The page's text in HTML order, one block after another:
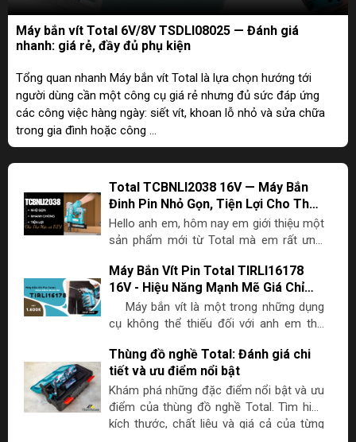
Máy bắn vít Total 6V/8V TSDLI08025 — Đánh giá
nhanh: giá rẻ, đầy đủ phụ kiện
Tổng quan nhanh Máy bắn vít Total là lựa chọn hướng tới
người dùng cần một công cụ giá rẻ nhưng đủ sức đáp ứng
các công việc hàng ngày: siết vít, khoan lỗ nhỏ và sửa chữa
trong gia đình hoặc công ...
Total TCBNLI2038 16V — Máy Bắn
Đinh Pin Nhỏ Gọn, Tiện Lợi Cho Thợ
Mộc & DIY
Hello anh em, hôm nay em giới thiệu một
sản phẩm mới từ Total mà em rất ưng:
TCBNLI2038. Nếu anh em làm nội thất,
thi công lắp kệ, quầy hoặc DIY tại chung
cư, đây là một giải pháp cực kỳ tiện lợi so
với súng hơi truyền thống. Tại sao nên
anh em khi đi công trình gặp rắc rối khi
dùng súng bắn đinh dùng hơi: phải mang
theo máy nén khí, dây hơi vướng víu, cần
nguồn điện, và đôi khi không được phép...
Máy Bắn Vít Pin Total TIRLI16178
16V - Hiệu Năng Mạnh Mẽ Giá Chỉ
1.6 Triệu
cụ không thể thiếu đối với anh em thợ
trình. Trong bài viết này, tôi sẽ giới thiệu
và đánh giá chi tiết về máy bắn vít pin
Total TIRLI16178 – một sản phẩm nổi
bật với mức giá chỉ 1.6 triệu đồng nhưng
lại sở hữu sức mạnh và hiệu năng rất ấn
Thùng đồ nghề Total: Đánh giá chi
tiết và ưu điểm nổi bật
Khám phá những đặc điểm nổi bật và ưu
điểm của thùng đồ nghề Total. Tìm hiểu
kích thước, chất liệu và giá cả của từng